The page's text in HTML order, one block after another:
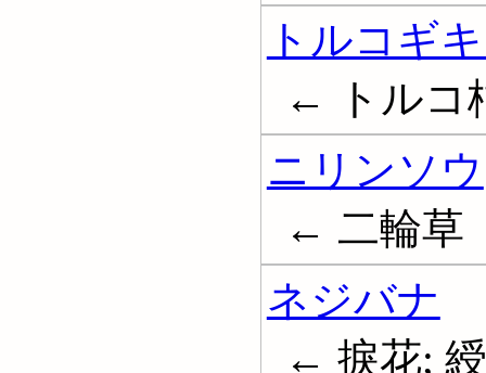
トルコギ
← トルコ
ニリンソウ
← 二輪草
ネジバナ
← 捩花;